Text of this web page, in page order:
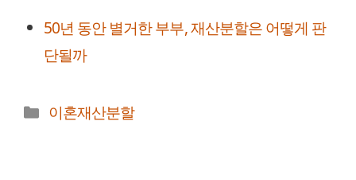
50년 동안 별거한 부부, 재산분할은 어떻게 판
단될까
카
이혼재산분할